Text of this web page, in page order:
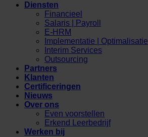
Diensten
Financieel
Salaris | Payroll
E-HRM
Implementatie | Optimalisatie
Interim Services
Outsourcing
Partners
Klanten
Certificeringen
Nieuws
Over ons
Even voorstellen
Erkend Leerbedrijf
Werken bij